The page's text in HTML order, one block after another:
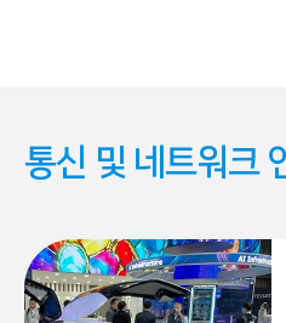
통신 및 네트워크